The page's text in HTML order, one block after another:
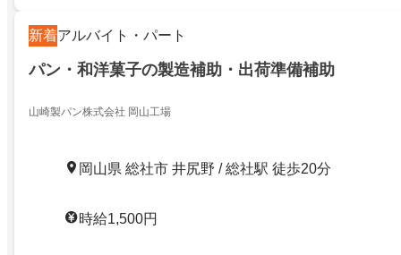
新着アルバイト・パート
パン・和洋菓子の製造補助・出荷準備補助
山崎製パン株式会社 岡山工場
岡山県 総社市 井尻野 / 総社駅 徒歩20分
時給1,500円